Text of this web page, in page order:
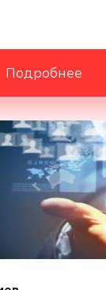
Подробнее